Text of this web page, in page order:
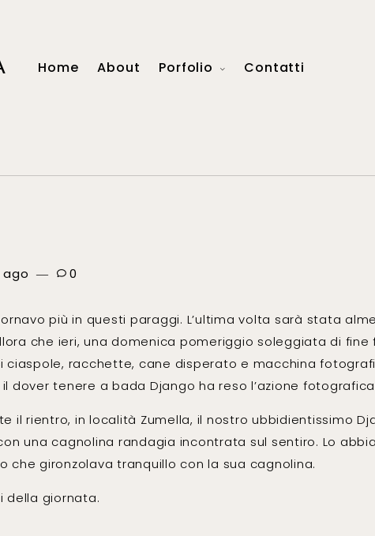
Home About Porfolio Contatti
ago 0
più in questi paraggi. L’ultima volta sarà stata
che ieri, una domenica pomeriggio soleggiata di
racchette, cane disperato e macchina
dover tenere a bada Django ha reso l’azione
il rientro, in località Zumella, il nostro ubbidientissimo
una cagnolina randagia incontrata sul sentiro. Lo
che gironzolava tranquillo con la sua cagnolina.
della giornata.